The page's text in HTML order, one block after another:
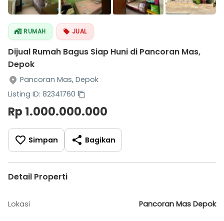
RUMAH JUAL
Dijual Rumah Bagus Siap Huni di Pancoran Mas,
Depok
Pancoran Mas, Depok
Listing ID: 82341760
Rp 1.000.000.000
Simpan Bagikan
Detail Properti
Lokasi Pancoran Mas Depok